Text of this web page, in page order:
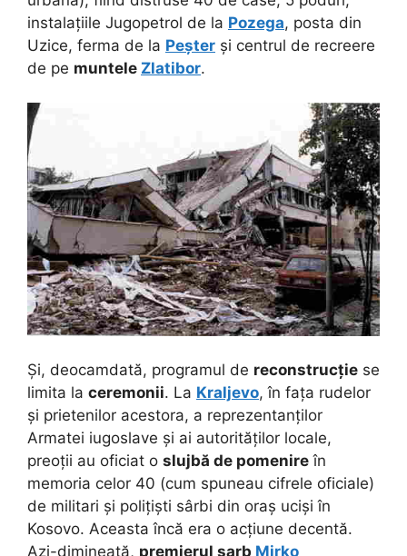
instalațiile Jugopetrol de la Pozega, posta din
Uzice, ferma de la Peșter și centrul de recreere
de pe muntele Zlatibor.
Și, deocamdată, programul de reconstrucție se
limita la ceremonii. La Kraljevo, în fața rudelor
și prietenilor acestora, a reprezentanților
Armatei iugoslave și ai autorităților locale,
preoții au oficiat o slujbă de pomenire în
memoria celor 40 (cum spuneau cifrele oficiale)
de militari și polițiști sârbi din oraș uciși în
Kosovo. Aceasta încă era o acțiune decentă.
Azi-dimineață, premierul sarb Mirko